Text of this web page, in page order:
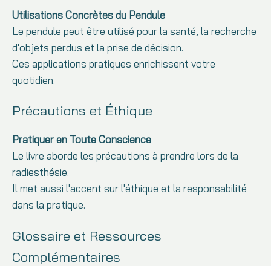
Utilisations Concrètes du Pendule
Le pendule peut être utilisé pour la santé, la recherche
d'objets perdus et la prise de décision.
Ces applications pratiques enrichissent votre
quotidien.
Précautions et Éthique
Pratiquer en Toute Conscience
Le livre aborde les précautions à prendre lors de la
radiesthésie.
Il met aussi l'accent sur l'éthique et la responsabilité
dans la pratique.
Glossaire et Ressources
Complémentaires